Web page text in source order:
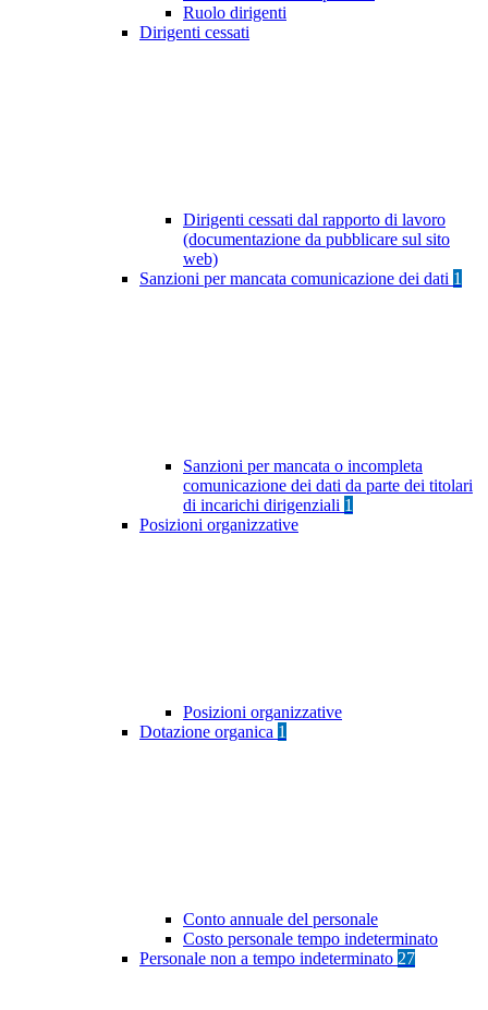
Ruolo dirigenti
Dirigenti cessati
Dirigenti cessati dal rapporto di lavoro
(documentazione da pubblicare sul sito
web)
Sanzioni per mancata comunicazione dei dati 1
Sanzioni per mancata o incompleta
comunicazione dei dati da parte dei titolari
di incarichi dirigenziali 1
Posizioni organizzative
Posizioni organizzative
Dotazione organica 1
Conto annuale del personale
Costo personale tempo indeterminato
Personale non a tempo indeterminato 27